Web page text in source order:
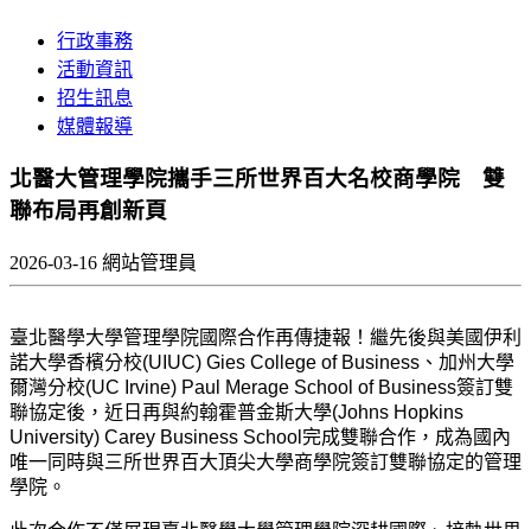
行政事務
活動資訊
招生訊息
媒體報導
北醫大管理學院攜手三所世界百大名校商學院 雙
聯布局再創新頁
2026-03-16 網站管理員
臺北醫學大學管理學院國際合作再傳捷報！繼先後與美國伊利
諾大學香檳分校(UIUC) Gies College of Business 、加州大學
爾灣分校(UC Irvine) Paul Merage School of Business簽訂雙
聯協定後，近日再與約翰霍普金斯大學(Johns Hopkins
University) Carey Business School 完成雙聯合作，成為國內
唯一同時與三所世界百大頂尖大學商學院簽訂雙聯協定的管理
學院。